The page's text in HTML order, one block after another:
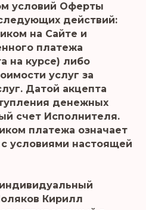
условий Оферты
действий:
на Сайте и
платежа
на курсе) либо
услуг за
Датой акцепта
денежных
счет Исполнителя.
платежа означает
с условиями настоящей
Кирилл